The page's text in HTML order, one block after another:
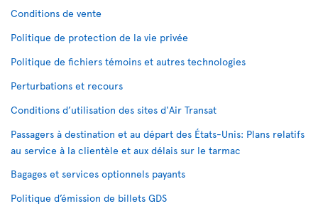
Conditions de vente
Politique de protection de la vie privée
Politique de fichiers témoins et autres technologies
Perturbations et recours
Conditions d’utilisation des sites d'Air Transat
Passagers à destination et au départ des États-Unis: Plans relatifs
au service à la clientèle et aux délais sur le tarmac
Bagages et services optionnels payants
Politique d’émission de billets GDS